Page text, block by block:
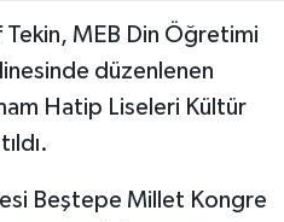
Tekin, MEB Din Öğretimi
düzenlenen
Hatip Liseleri Kültür
Beştepe Millet Kongre